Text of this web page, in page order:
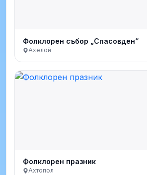
Фолклорен събор „Спасовден“
Ахелой
Фолклорен празник
Ахтопол